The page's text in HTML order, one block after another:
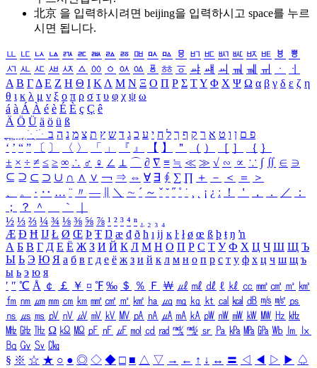
北京 을 입력하시려면 beijing을 입력하시고 space를 누르
시면 됩니다.
ㅥ ㅦ ㅧ ㅨ ㅩ ㅪ ㅫ ㅬ ㅭ ㅮ ㅯ ㅰ ㅱ ㅲ ㅳ ㅴ ㅵ ㅶ ㅷ ㅸ
ㅹ
ㅺ ㅻ ㅼ ㅽ ㅾ ㅿ ㆀ ㆁ ㆂ ㆃ ㆄ ㆅ ㆆ ㆇ ㆈ ㆉ ㆊ ㆋ ㆌ ㆍ
ㆎ
Α Β ΓΔ Ε Ζ Η Θ Ι ΚΛ Μ Ν Ξ Ο Π Ρ Σ ΤΥ Φ Χ Ψ Ω α β γ δ ε ζ η
θ ι κ λ μ ν ξ ο π ρ σ τ υ φ χ ψ ω
á à Á À é è É È ç Ç ê
Ä Ö Ü ä ö ü ß
ִֶֹ ֻּ ׁׂ פ ם ן ו ט א ר ק ף ך ל ח י ע כ ג ד ש ץ ת צ מ נ ה ב
‘ ’ “ ” 〔 〕 〈 〉 「 」 『 』 【 】 ＂ （ ） ［ ］ ｛ ｝
± × ÷ ≠ ≤ ≥ ∞ ∴ ♂ ♀ ∠ ⊥ ⌒ ∂ ∇ ≡ ≒ ≪ ≫ √ ∽ ∝ ∵ ∫ ∬ ∈ ∋
⊆ ⊇ ⊂ ⊃ ∪ ∩ ∧ ∨ ￢ ⇒ ⇔ ∀ ∃ ∮ ∑ ∏ ＋ － ＜ ＝
＞
、
。 · ‥ … ¨ 〃 ― ＼ ∼ ´ ～ ˇ ˘ ˝ ˚ ˙ ¸ ¡ ¿ ː ！ ＇ ， ． ／
：
；
？ ＾ ｀
½ ⅓ ⅔ ¼ ¾ ⅛ ⅜ ⅝ ⅞ ¹ ² ³ ⁴ ⁿ ₁ ₂ ₃ ₄
Æ Ð Ħ Ĳ Ł Ø Œ Þ Ŧ Ŋ æ đ ð ħ ı ĳ ĸ ŀ ł ø œ ß þ ŧ ŋ ŉ
А Б В Г Д Е Ё Ж З И Й К Л М Н О П Р С Т У Ф Х Ц Ч Ш Щ Ъ
Ы Ь Э Ю Я а б в г д е ё ж з и й к л м н о п р с т у ф х ц ч ш щ ъ
ы ь э ю я
′ ″ ℃ Å ￠ ￡ ￥ ¤ ℉ ‰ ＄ ％ Ｆ ￦ ㎕ ㎖ ㎗ ℓ ㎘ ㏄ ㎣ ㎤ ㎥ ㎦
㎙ ㎚ ㎛ ㎜ ㎝ ㎞ ㎟ ㎠ ㎡ ㎢ ㏊ ㎍ ㎎ ㎏ ㏏ ㎈ ㎉ ㏈ ㎧ ㎨ ㎰
㎱ ㎲ ㎳ ㎴ ㎵ ㎶ ㎷ ㎸ ㎹ ㎀ ㎁ ㎂ ㎃ ㎄ ㎺ ㎻ ㎽ ㎾ ㎿ ㎐ ㎑
㎒ ㎓ ㎔ Ω ㏀ ㏁ ㎊ ㎋ ㎌ ㏖ ㏅ ㎭ ㎮ ㎯ ㏛ ㎩ ㎪ ㎫ ㎬ ㏝ ㏐
㏓
㏃ ㏉ ㏜ ㏆
§ ※ ☆ ★ ○ ● ◎ ◇ ◆ □ ■ △ ▽ → ← ↑ ↓ ↔ 〓 ◁ ◀ ▷ ▶ ♤